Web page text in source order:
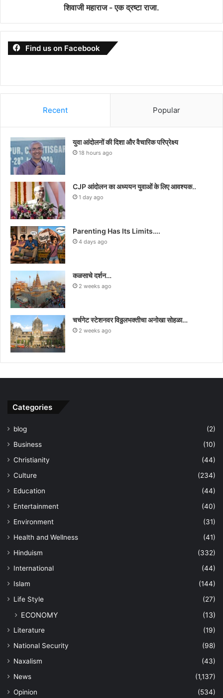
शिवाजी महाराज - एक द्रष्टा राजा.
Find us on Facebook
Recent Popular
युवा आंदोलनों की दिशा और वैचारिक परिप्रेक्ष्य
18 hours ago
CJP आंदोलन का अध्ययन युवाओं के लिए आवश्यक..
1 day ago
Parenting Has Its Limits….
4 days ago
कळसाचे दर्शन…
2 weeks ago
चर्चगेट स्टेशनवर विठ्ठलभक्तीचा अनोखा सोहळा…
2 weeks ago
Categories
blog
(2)
Business
(10)
Christianity
(44)
Culture
(234)
Education
(44)
Entertainment
(40)
Environment
(31)
Health and Wellness
(41)
Hinduism
(332)
International
(44)
Islam
(144)
Life Style
(27)
ECONOMY (13)
Literature
(19)
National Security
(98)
Naxalism
(43)
News
(1,137)
Opinion
(534)